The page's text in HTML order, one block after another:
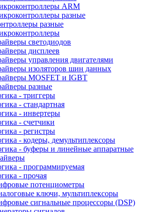
ARM
разные
разные
светодиодов
дисплеев
управления двигателями
изоляторов шин данных
MOSFET и IGBT
разные
- триггеры
- стандартная
- инвертеры
- счетчики
- регистры
- кодеры, демультиплексоры
- буферы и линейные аппаратные
- программируемая
- прочая
потенциометры
ключи, мультиплексоры
сигнальные процессоры (DSP)